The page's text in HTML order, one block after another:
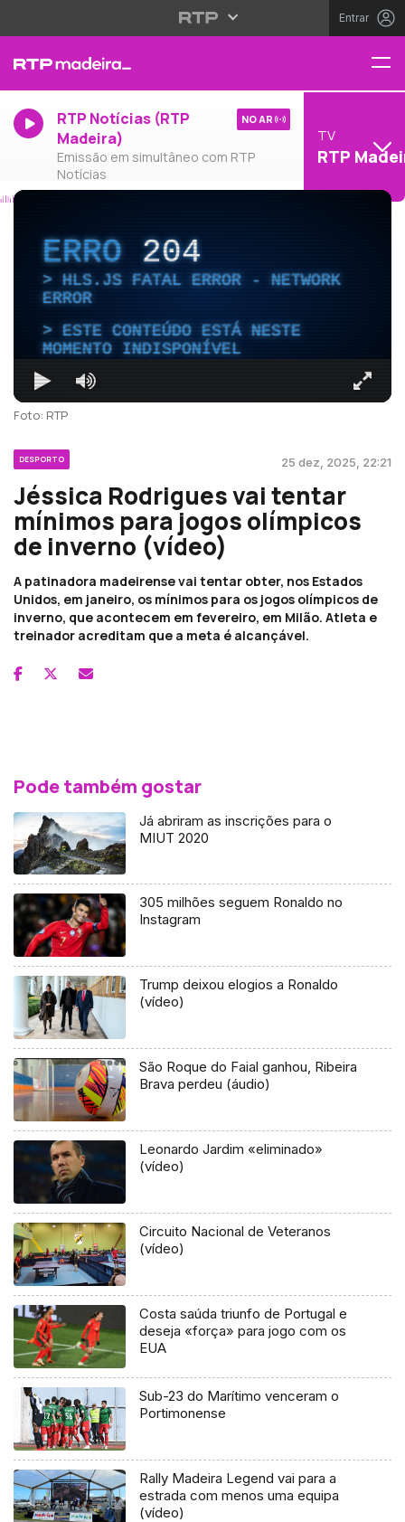
Entrar
RTP Notícias (RTP
Madeira)
Emissão em simultâneo com RTP
Notícias
NO AR
TV
RTP
ERRO204
HLS.JS FATAL ERROR - NETWORK
ERROR
ESTE CONTEÚDO ESTÁ NESTE
MOMENTO INDISPONÍVEL
Foto: RTP
DESPORTO 25 dez, 2025, 22:21
Jéssica Rodrigues vai tentar
mínimos para jogos olímpicos
de inverno (vídeo)
A patinadora madeirense vai tentar obter, nos Estados
Unidos, em janeiro, os mínimos para os jogos olímpicos de
inverno, que acontecem em fevereiro, em Milão. Atleta e
treinador acreditam que a meta é alcançável.
Pode também gostar
Já abriram as inscrições para o
MIUT 2020
305 milhões seguem Ronaldo no
Instagram
Trump deixou elogios a Ronaldo
(vídeo)
São Roque do Faial ganhou, Ribeira
Brava perdeu (áudio)
Leonardo Jardim «eliminado»
(vídeo)
Circuito Nacional de Veteranos
(vídeo)
Costa saúda triunfo de Portugal e
deseja «força» para jogo com os
EUA
Sub-23 do Marítimo venceram o
Portimonense
Rally Madeira Legend vai para a
estrada com menos uma equipa
(vídeo)